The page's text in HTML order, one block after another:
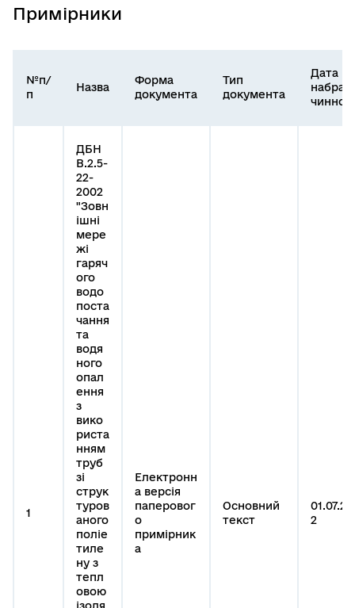
Примірники
№п/
п
Назва
Форма
документа
Тип
документа
Дата
1
ДБН
В.2.5-
22-
2002
"Зовн
ішні
мере
жі
гаряч
ого
водо
поста
чання
та
водя
ного
опал
ення
з
вико
риста
нням
труб
зі
струк
туров
аного
поліе
тиле
ну з
тепл
овою
Електронн
а версія
паперовог
о
примірник
а
Основний
текст
2